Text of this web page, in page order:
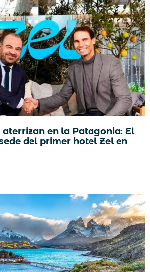
en la Patagonia: El
del primer hotel Zel en